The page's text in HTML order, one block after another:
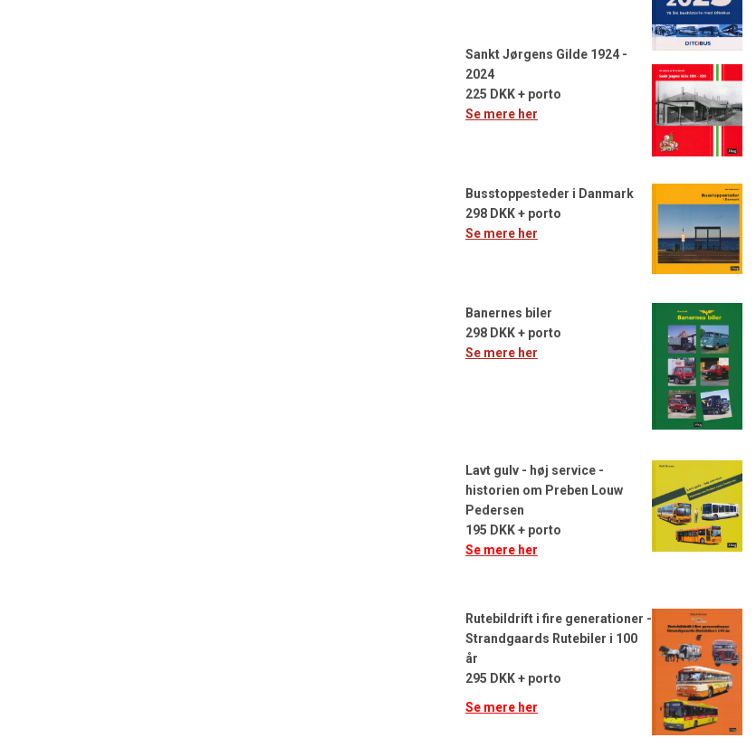
Sankt Jørgens Gilde 1924 -
2024
225 DKK + porto
Se mere her
Busstoppesteder i Danmark
298 DKK + porto
Se mere her
Banernes biler
298 DKK + porto
Se mere her
Lavt gulv - høj service -
historien om Preben Louw
Pedersen
195 DKK + porto
Se mere her
Rutebildrift i fire generationer -
Strandgaards Rutebiler i 100
år
295 DKK + porto
Se mere her